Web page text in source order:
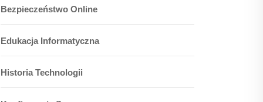
Bezpieczeństwo Online
Edukacja Informatyczna
Historia Technologii